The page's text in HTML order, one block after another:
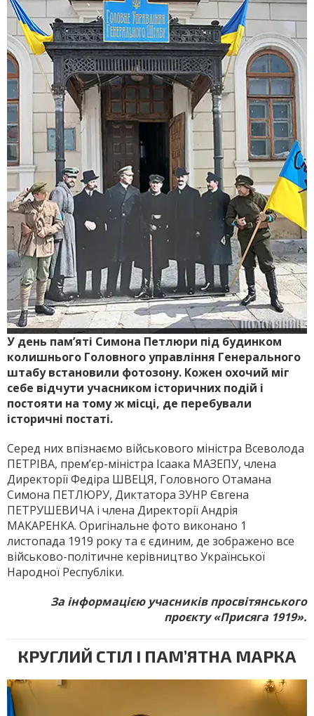
У день пам’яті Симона Петлюри під будинком
колишнього Головного управління Генерального
штабу встановили фотозону. Кожен охочий міг
себе відчути учасником історичних подій і
постояти на тому ж місці, де перебували
історичні постаті.
Серед них впізнаємо військового міністра Всеволода
ПЕТРІВА, прем’єр-міністра Ісаака МАЗЕПУ, члена
Директорії Федіра ШВЕЦЯ, Головного Отамана
Симона ПЕТЛЮРУ, Диктатора ЗУНР Євгена
ПЕТРУШЕВИЧА і члена Директорії Андрія
МАКАРЕНКА. Оригінальне фото виконано 1
листопада 1919 року та є єдиним, де зображено все
військово-політичне керівництво Української
Народної Республіки.
За інформацією учасників просвітянського
проєкту «Присяга 1919».
КРУГЛИЙ СТІЛ І ПАМ’ЯТНА МАРКА